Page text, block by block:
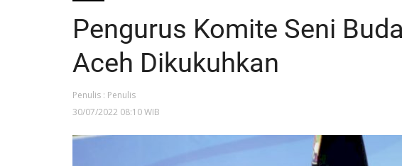
Pengurus Komite Seni
Aceh Dikukuhkan
Penulis : Penulis
30/07/2022 08:10 WIB